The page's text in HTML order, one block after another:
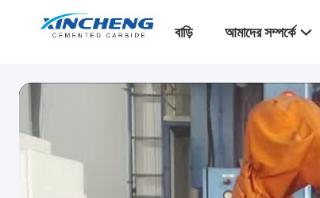
বাড়ি আমাদের সম্পর্কে